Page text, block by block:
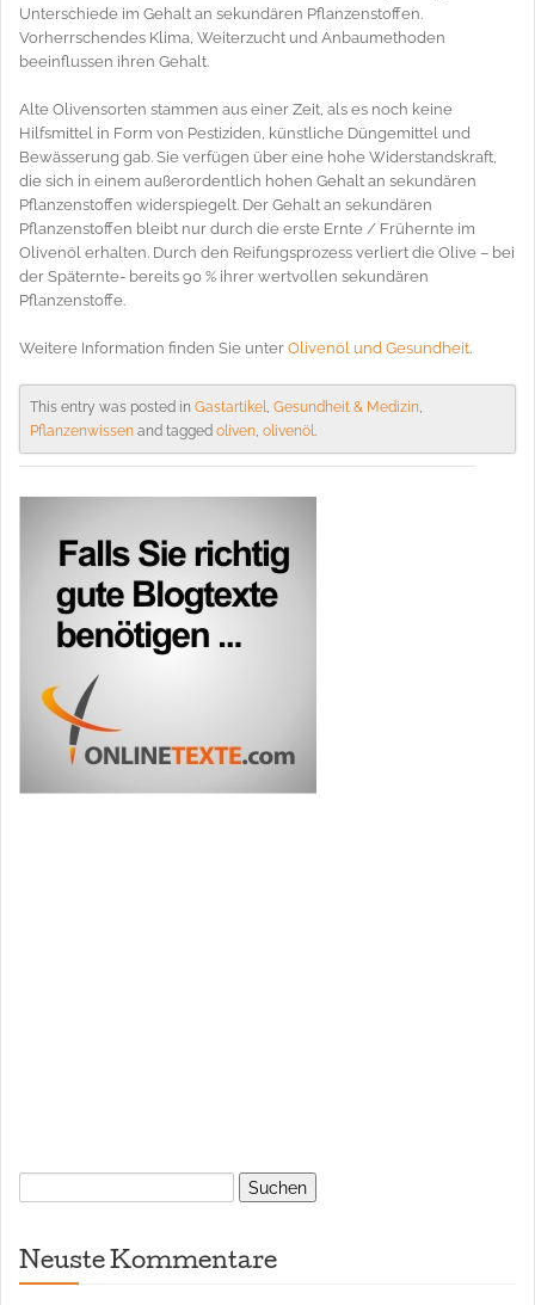
Unterschiede im Gehalt an sekundären Pflanzenstoffen.
Vorherrschendes Klima, Weiterzucht und Anbaumethoden
beeinflussen ihren Gehalt.
Alte Olivensorten stammen aus einer Zeit, als es noch keine
Hilfsmittel in Form von Pestiziden, künstliche Düngemittel und
Bewässerung gab. Sie verfügen über eine hohe Widerstandskraft,
die sich in einem außerordentlich hohen Gehalt an sekundären
Pflanzenstoffen widerspiegelt. Der Gehalt an sekundären
Pflanzenstoffen bleibt nur durch die erste Ernte / Frühernte im
Olivenöl erhalten. Durch den Reifungsprozess verliert die Olive – bei
der Späternte- bereits 90 % ihrer wertvollen sekundären
Pflanzenstoffe.
Weitere Information finden Sie unter Olivenöl und Gesundheit.
This entry was posted in Gastartikel, Gesundheit & Medizin,
Pflanzenwissen and tagged oliven, olivenöl.
Suchen
nach:
Neuste Kommentare